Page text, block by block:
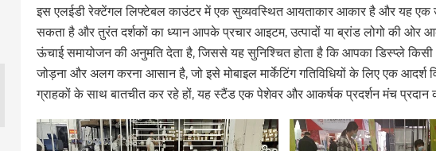
इस एलईडी रेक्टेंगल लिफ्टेबल काउंटर में एक सुव्यवस्थित आयताकार आकार है और यह एक
सकता है और तुरंत दर्शकों का ध्यान आपके प्रचार आइटम, उत्पादों या ब्रांड लोगो की ओर
ऊंचाई समायोजन की अनुमति देता है, जिससे यह सुनिश्चित होता है कि आपका डिस्प्ले
जोड़ना और अलग करना आसान है, जो इसे मोबाइल मार्केटिंग गतिविधियों के लिए एक आदर्श
ग्राहकों के साथ बातचीत कर रहे हों, यह स्टैंड एक पेशेवर और आकर्षक प्रदर्शन मंच